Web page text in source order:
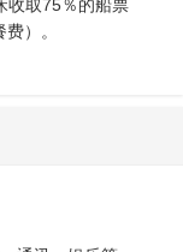
收取75％的船票
）。